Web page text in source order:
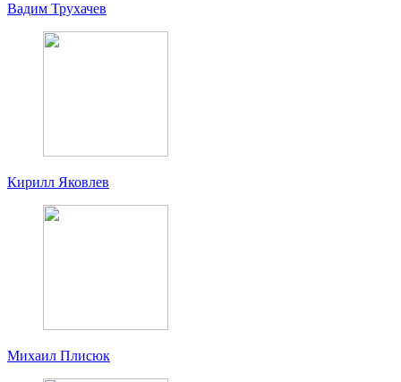
Вадим Трухачев
Кирилл Яковлев
Михаил Плисюк